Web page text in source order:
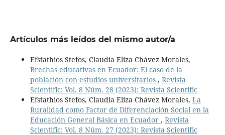
Artículos más leídos del mismo autor/a
Efstathios Stefos, Claudia Eliza Chávez Morales,
Brechas educativas en Ecuador: El caso de la
población con estudios universitarios , Revista
Scientific: Vol. 8 Núm. 28 (2023): Revista Scientific
Efstathios Stefos, Claudia Eliza Chávez Morales, La
Ruralidad como Factor de Diferenciación Social en la
Educación General Básica en Ecuador , Revista
Scientific: Vol. 8 Núm. 27 (2023): Revista Scientific